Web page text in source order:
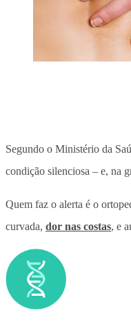
Segundo o Ministério da
condição silenciosa – e, na
Quem faz o alerta é o
curvada, dor nas costas, e